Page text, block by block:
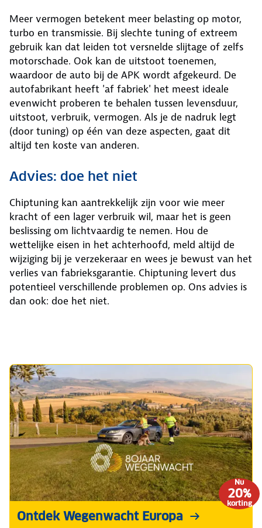
Meer vermogen betekent meer belasting op motor,
turbo en transmissie. Bij slechte tuning of extreem
gebruik kan dat leiden tot versnelde slijtage of zelfs
motorschade. Ook kan de uitstoot toenemen,
waardoor de auto bij de APK wordt afgekeurd. De
autofabrikant heeft 'af fabriek' het meest ideale
evenwicht proberen te behalen tussen levensduur,
uitstoot, verbruik, vermogen. Als je de nadruk legt
(door tuning) op één van deze aspecten, gaat dit
altijd ten koste van anderen.
Advies: doe het niet
Chiptuning kan aantrekkelijk zijn voor wie meer
kracht of een lager verbruik wil, maar het is geen
beslissing om lichtvaardig te nemen. Hou de
wettelijke eisen in het achterhoofd, meld altijd de
wijziging bij je verzekeraar en wees je bewust van het
verlies van fabrieksgarantie. Chiptuning levert dus
potentieel verschillende problemen op. Ons advies is
dan ook: doe het niet.
Nu
20%
korting
Ontdek Wegenwacht Europa